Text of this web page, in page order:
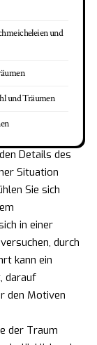
und
und Träumen
Details des
Situation
Sie sich
in einer
durch
kann ein
darauf
den Motiven
der Traum